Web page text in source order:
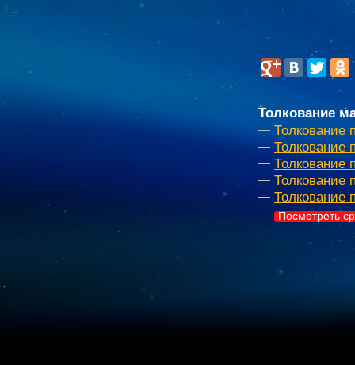
Толкование
Толкование
Толкование
Толкование
Толкование
Толкование
Посмотреть